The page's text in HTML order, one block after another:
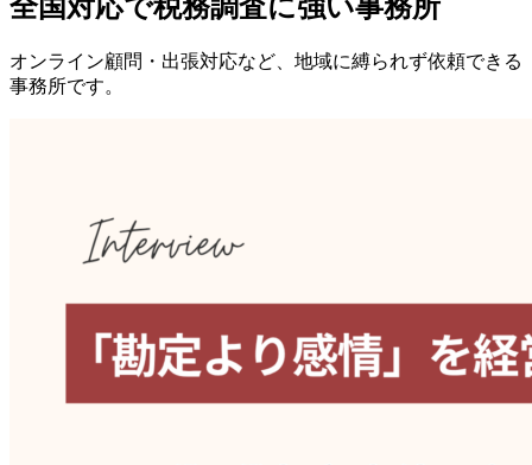
全国対応で税務調査に強い事務所
オンライン顧問・出張対応など、地域に縛られず依頼できる
事務所です。